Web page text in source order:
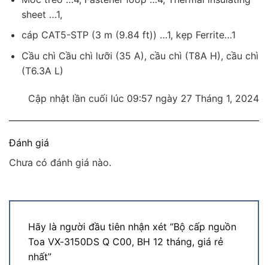
sheet …1,
cáp CAT5-STP (3 m (9.84 ft)) …1, kẹp Ferrite…1
Cầu chì Cầu chì lưỡi (35 A), cầu chì (T8A H), cầu chì
(T6.3A L)
Cập nhật lần cuối lúc 09:57 ngày 27 Tháng 1, 2024
Đánh giá
Chưa có đánh giá nào.
Hãy là người đầu tiên nhận xét “Bộ cấp nguồn
Toa VX-3150DS Q C00, BH 12 tháng, giá rẻ
nhất”